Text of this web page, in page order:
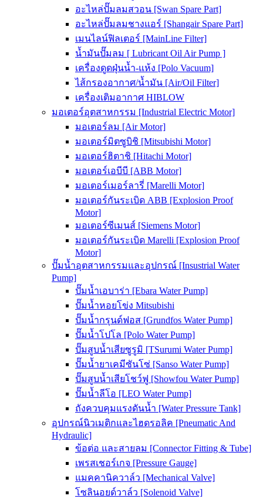
อะไหล่ปั๊มลมสวอน [Swan Spare Part]
อะไหล่ปั๊มลมชางแอร์ [Shangair Spare Part]
เมนไลน์ฟิลเตอร์ [MainLine Filter]
น้ำมันปั๊มลม [ Lubricant Oil Air Pump ]
เครื่องดูดฝุ่นน้ำ-แห้ง [Polo Vacuum]
ไส้กรองอากาศ/น้ำมัน [Air/Oil Filter]
เครื่องเติมอากาศ HIBLOW
มอเตอร์อุตสาหกรรม [Industrial Electric Motor]
มอเตอร์ลม [Air Motor]
มอเตอร์มิตซูบิชิ [Mitsubishi Motor]
มอเตอร์ฮิตาชิ [Hitachi Motor]
มอเตอร์เอบีบี [ABB Motor]
มอเตอร์เมอร์ลารี่ [Marelli Motor]
มอเตอร์กันระเบิด ABB [Explosion Proof
Motor]
มอเตอร์ซีเมนส์ [Siemens Motor]
มอเตอร์กันระเบิด Marelli [Explosion Proof
Motor]
ปั๊มน้ำอุตสาหกรรมและอุปกรณ์ [Insustrial Water
Pump]
ปั๊มน้ำเอบาร่า [Ebara Water Pump]
ปั๊มน้ำหอยโข่ง Mitsubishi
ปั๊มน้ำกรุนด์ฟอส [Grundfos Water Pump]
ปั๊มน้ำโปโล [Polo Water Pump]
ปั๊มสูบน้ำเสียซูรูมิ [TSurumi Water Pump]
ปั๊มน้ำยาเคมีซันโซ่ [Sanso Water Pump]
ปั๊มสูบน้ำเสียโชว์ฟู [Showfou Water Pump]
ปั๊มน้ำลีโอ [LEO Water Pump]
ถังควบคุมแรงดันน้ำ [Water Pressure Tank]
อุปกรณ์นิวเมติกและไฮดรอลิค [Pneumatic And
Hydraulic]
ข้อต่อ และสายลม [Connector Fitting & Tube]
เพรสเชอร์เกจ [Pressure Gauge]
แมคคานิควาล์ว [Mechanical Valve]
โซลินอยด์วาล์ว [Solenoid Valve]